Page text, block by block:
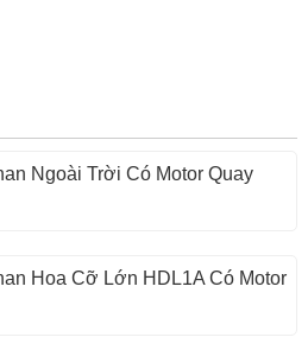
Ngoài Trời Có Motor Quay
Hoa Cỡ Lớn HDL1A Có Motor